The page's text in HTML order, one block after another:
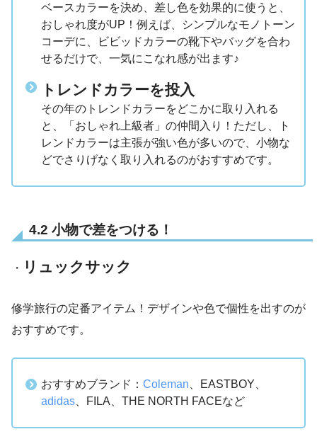
ベースカラーを決め、差し色を効果的に使うと、
おしゃれ度がUP！例えば、シンプルなモノトーン
コーデに、ビビッドカラーの靴下やバッグを合わ
せるだけで、一気にこなれ感が出ます♪
トレンドカラーを投入
その年のトレンドカラーをどこかに取り入れる
と、「おしゃれ上級者」の仲間入り！ただし、ト
レンドカラーは主張が強い色が多いので、小物な
どでさりげなく取り入れるのがおすすめです。
4.2 小物で差をつける！
・ リュックサック
修学旅行の定番アイテム！デザインや色で個性を出すのが
おすすめです。
おすすめブランド： Coleman 、EASTBOY、
adidas 、FILA、THE NORTH FACEなど